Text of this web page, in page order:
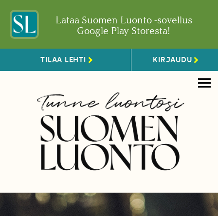
Lataa Suomen Luonto -sovellus
Google Play Storesta!
TILAA LEHTI KIRJAUDU